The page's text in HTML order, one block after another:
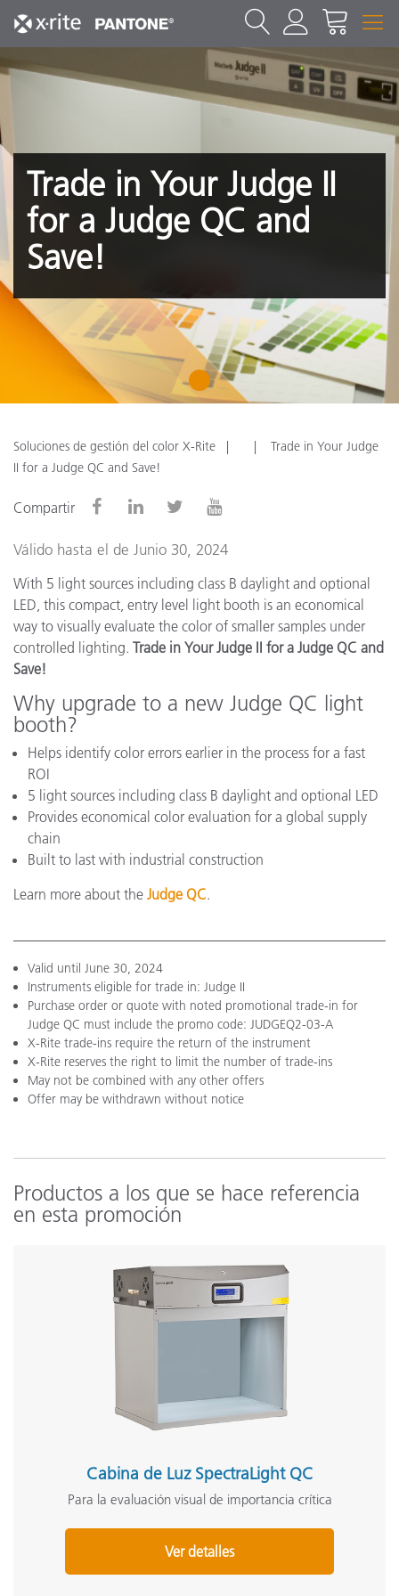
Trade in Your Judge II
for a Judge QC and
Save!
1
Soluciones de gestión del color X-Rite
Trade in Your Judge
II for a Judge QC and Save!
Compartir
Válido hasta el de Junio 30, 2024
With 5 light sources including class B daylight and optional
LED, this compact, entry level light booth is an economical
way to visually evaluate the color of smaller samples under
controlled lighting. Trade in Your Judge II for a Judge QC and
Save!
Why upgrade to a new Judge QC light
booth?
Helps identify color errors earlier in the process for a fast
ROI
5 light sources including class B daylight and optional LED
Provides economical color evaluation for a global supply
chain
Built to last with industrial construction
Learn more about the Judge QC.
Valid until June 30, 2024
Instruments eligible for trade in: Judge II
Purchase order or quote with noted promotional trade-in for
Judge QC must include the promo code: JUDGEQ2-03-A
X-Rite trade-ins require the return of the instrument
X-Rite reserves the right to limit the number of trade-ins
May not be combined with any other offers
Offer may be withdrawn without notice
Productos a los que se hace referencia
en esta promoción
Cabina de Luz SpectraLight QC
Para la evaluación visual de importancia crítica
Ver detalles